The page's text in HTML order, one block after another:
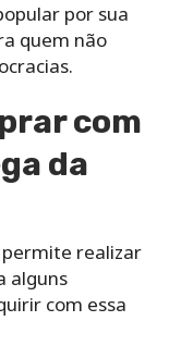
por sua
quem não
com
da
permite realizar
alguns
com essa